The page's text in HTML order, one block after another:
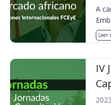
A
Leer
IV